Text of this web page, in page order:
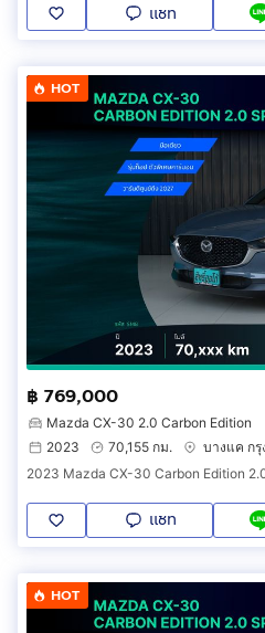
แชท
HOT
฿ 769,000
Mazda CX-30 2.0 Carbon Edition
2023
70,155 กม.
บางแค ก
แชท
HOT